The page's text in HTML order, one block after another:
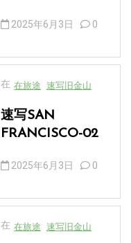
2025年6月3日 0
在 在旅途 速写旧金山
速写SAN
FRANCISCO-02
2025年6月3日 0
在 在旅途 速写旧金山